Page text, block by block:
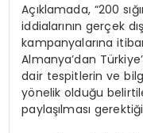
Açıklamada, “200
iddialarının gerçek
kampanyalarına
Almanya’dan
dair tespitlerin ve
yönelik olduğu
paylaşılması